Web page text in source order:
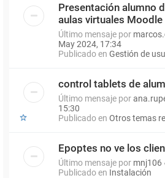
Presentación alumno
aulas virtuales
Último mensaje por
May 2024, 17:34
Publicado en Gestión de
control tablets de
Último mensaje por
15:30
Publicado en Otros temas
Epoptes no ve los
Último mensaje por mnj106
Publicado en Instalación